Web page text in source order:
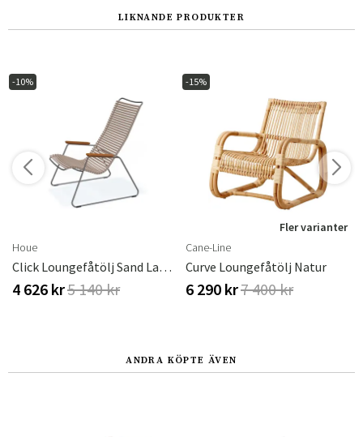
Suomi
LIKNANDE PRODUKTER
-10%
Houe
Click Loungefåtölj Sand Lamella Bamboo
4 626 kr5 140 kr
-15%
Fler varianter
Cane-Line
Curve Loungefåtölj Natur
6 290 kr7 400 kr
ANDRA KÖPTE ÄVEN